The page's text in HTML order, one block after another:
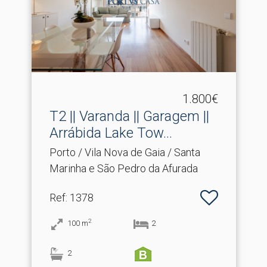
1.800€
T2 || Varanda || Garagem ||
Arrábida Lake Tow.​..
Porto / Vila Nova de Gaia / Santa
Marinha e São Pedro da Afurada
Ref: 1378
100 m2 2
2